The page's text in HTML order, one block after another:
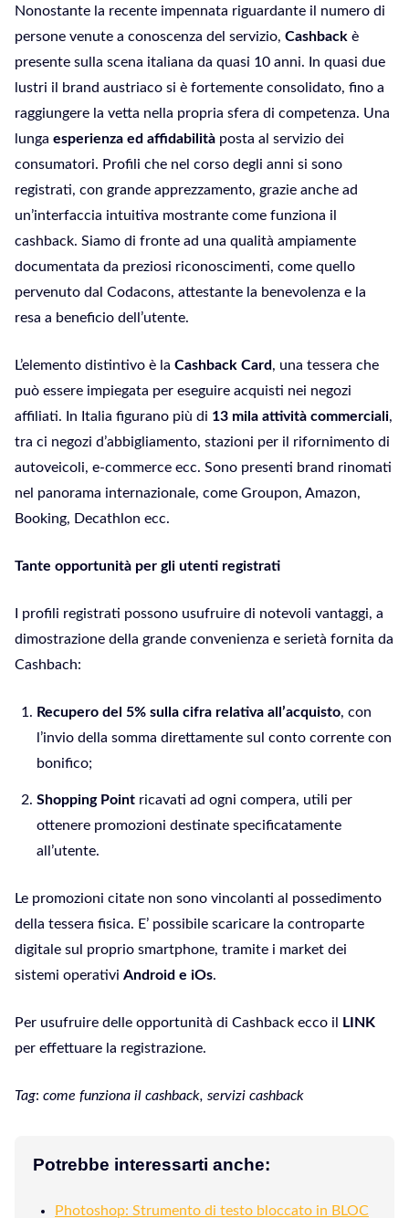
Nonostante la recente impennata riguardante il numero di
persone venute a conoscenza del servizio, Cashback è
presente sulla scena italiana da quasi 10 anni. In quasi due
lustri il brand austriaco si è fortemente consolidato, fino a
raggiungere la vetta nella propria sfera di competenza. Una
lunga esperienza ed affidabilità posta al servizio dei
consumatori. Profili che nel corso degli anni si sono
registrati, con grande apprezzamento, grazie anche ad
un’interfaccia intuitiva mostrante come funziona il
cashback. Siamo di fronte ad una qualità ampiamente
documentata da preziosi riconoscimenti, come quello
pervenuto dal Codacons, attestante la benevolenza e la
resa a beneficio dell’utente.
L’elemento distintivo è la Cashback Card, una tessera che
può essere impiegata per eseguire acquisti nei negozi
affiliati. In Italia figurano più di 13 mila attività commerciali,
tra ci negozi d’abbigliamento, stazioni per il rifornimento di
autoveicoli, e-commerce ecc. Sono presenti brand rinomati
nel panorama internazionale, come Groupon, Amazon,
Booking, Decathlon ecc.
Tante opportunità per gli utenti registrati
I profili registrati possono usufruire di notevoli vantaggi, a
dimostrazione della grande convenienza e serietà fornita da
Cashbach:
Recupero del 5% sulla cifra relativa all’acquisto, con
l’invio della somma direttamente sul conto corrente con
bonifico;
Shopping Point ricavati ad ogni compera, utili per
ottenere promozioni destinate specificatamente
all’utente.
Le promozioni citate non sono vincolanti al possedimento
della tessera fisica. E’ possibile scaricare la controparte
digitale sul proprio smartphone, tramite i market dei
sistemi operativi Android e iOs.
Per usufruire delle opportunità di Cashback ecco il
LINK
per effettuare la registrazione.
Tag: come funziona il cashback, servizi cashback
Potrebbe interessarti anche:
Photoshop: Strumento di testo bloccato in BLOC